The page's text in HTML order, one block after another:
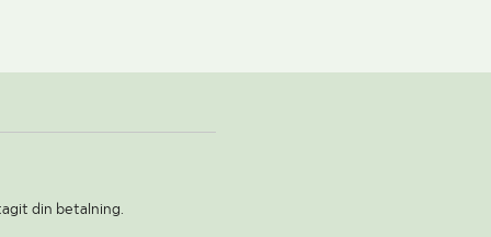
din betalning.